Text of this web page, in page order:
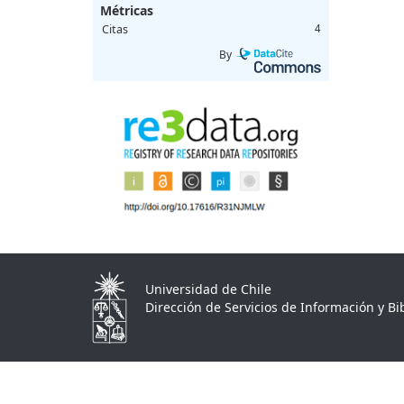
Métricas
Citas 4
By
Universidad de Chile
Dirección de Servicios de Información y